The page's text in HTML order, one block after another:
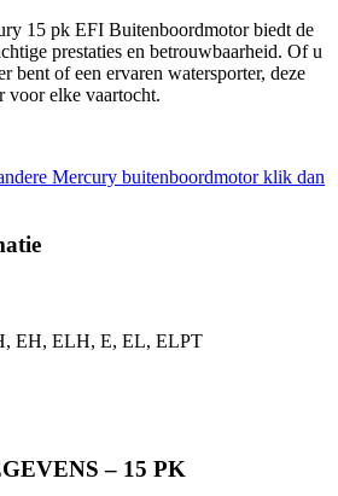
15 pk EFI Buitenboordmotor biedt de
prestaties en betrouwbaarheid. Of u
bent of een ervaren watersporter, deze
voor elke vaartocht.
Mercury buitenboordmotor klik dan
EH, ELH, E, EL, ELPT
– 15 PK